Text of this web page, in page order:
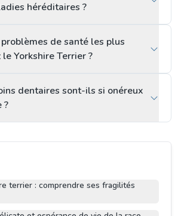
héréditaires ?
de santé les plus
Yorkshire Terrier ?
dentaires sont-ils si onéreux
?
terrier : comprendre ses fragilités